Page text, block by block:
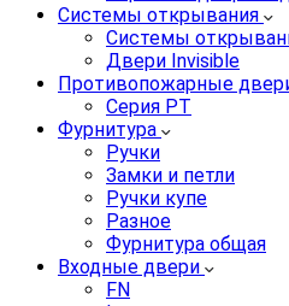
Системы открывания
Системы
Двери Invisible
Противопожарные
Серия PT
Фурнитура
Ручки
Замки и петли
Ручки купе
Разное
Фурнитура общая
Входные двери
FN